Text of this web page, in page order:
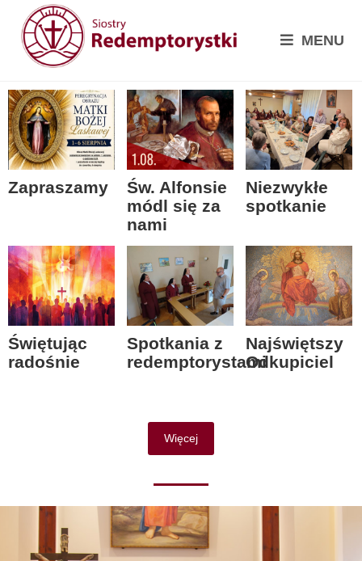
MENU
Zapraszamy
Św. Alfonsie
módl się za
nami
Niezwykłe
spotkanie
Świętując
radośnie
Spotkania z
redemptorystami
Najświętszy
Odkupiciel
Więcej